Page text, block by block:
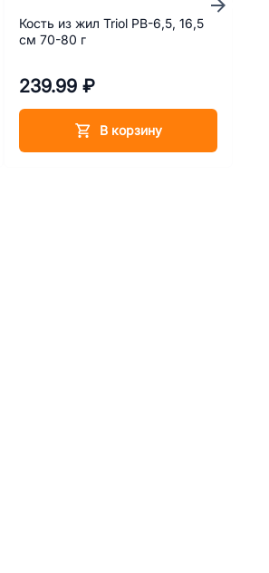
Кость из жил Triol PB-6,5, 16,5
см 70-80 г
239.99 ₽
В корзину